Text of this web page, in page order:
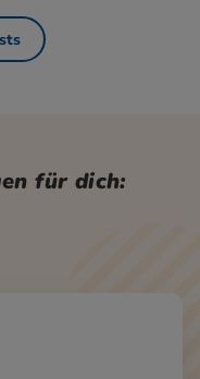
für dich: